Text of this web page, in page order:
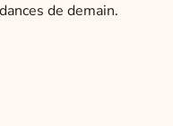
de demain.